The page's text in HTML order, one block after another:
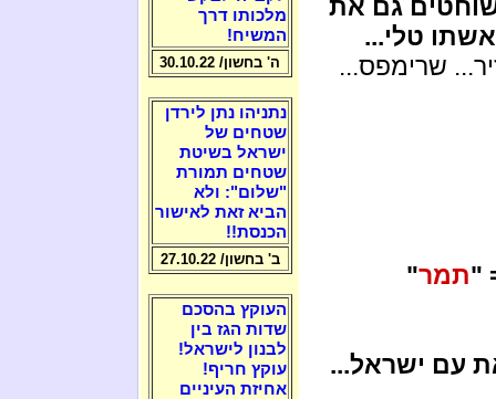
שוחטים גם את
טלי...
שרימפס...
תמר"
עם ישראל...
מלכותו דרך
המשיח!
ה' בחשון/ 30.10.22
נתניהו נתן לירדן
שטחים של
ישראל בשיטת
שטחים תמורת
"שלום": ולא
הביא זאת לאישור
הכנסת!!
ב' בחשון/ 27.10.22
העוקץ בהסכם
שדות הגז בין
לבנון לישראל!
עוקץ חריף!
אחיזת העיניים